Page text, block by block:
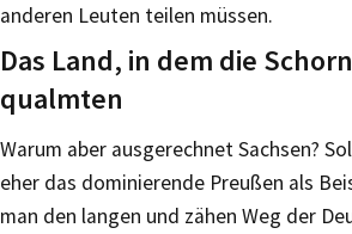
anderen Leuten teilen müssen.
Das Land, in dem die
qualmten
Warum aber ausgerechnet Sachsen?
eher das dominierende Preußen als
man den langen und zähen Weg der